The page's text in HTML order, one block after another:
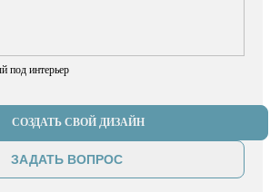
под интерьер
СОЗДАТЬ СВОЙ ДИЗАЙН
ЗАДАТЬ ВОПРОС